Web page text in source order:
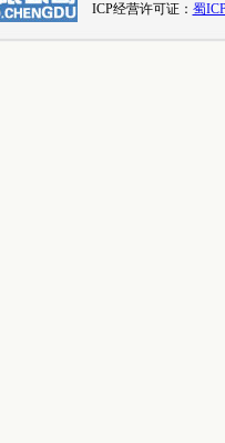
ICP经营许可证： 蜀